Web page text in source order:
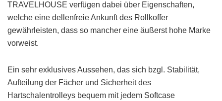
TRAVELHOUSE verfügen dabei über Eigenschaften,
welche eine dellenfreie Ankunft des Rollkoffer
gewährleisten, dass so mancher eine äußerst hohe Marke
vorweist.
Ein sehr exklusives Aussehen, das sich bzgl. Stabilität,
Aufteilung der Fächer und Sicherheit des
Hartschalentrolleys bequem mit jedem Softcase